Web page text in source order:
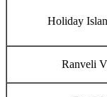
Holiday
Ranveli